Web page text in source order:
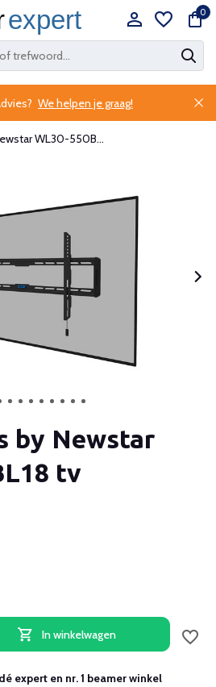
0
We helpen je graag!
WL30-550B...
by Newstar
tv
In winkelwagen
expert en nr. 1 beamer winkel